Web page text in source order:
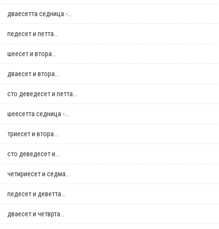
дваесетта седница -...
педесет и петта...
шеесет и втора...
дваесет и втора...
сто деведесет и петта...
шеесетта седница -...
триесет и втора...
сто деведесет и...
четириесет и седма...
педесет и деветта...
дваесет и четврта...